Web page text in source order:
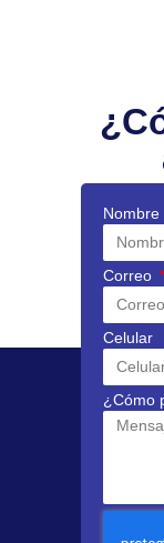
Nombre
Correo
Celular
¿Cómo